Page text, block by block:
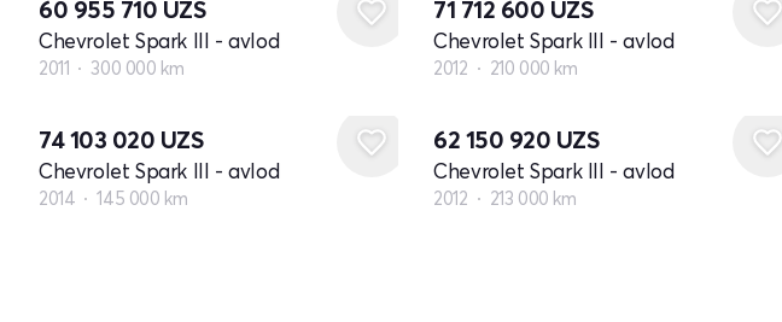
60 955 710 UZS
Chevrolet Spark III - avlod
2011 300 000 km
71 712 600 UZS
Chevrolet Spark III - avlod
2012 210 000 km
74 103 020 UZS
Chevrolet Spark III - avlod
2014 145 000 km
62 150 920 UZS
Chevrolet Spark III - avlod
2012 213 000 km